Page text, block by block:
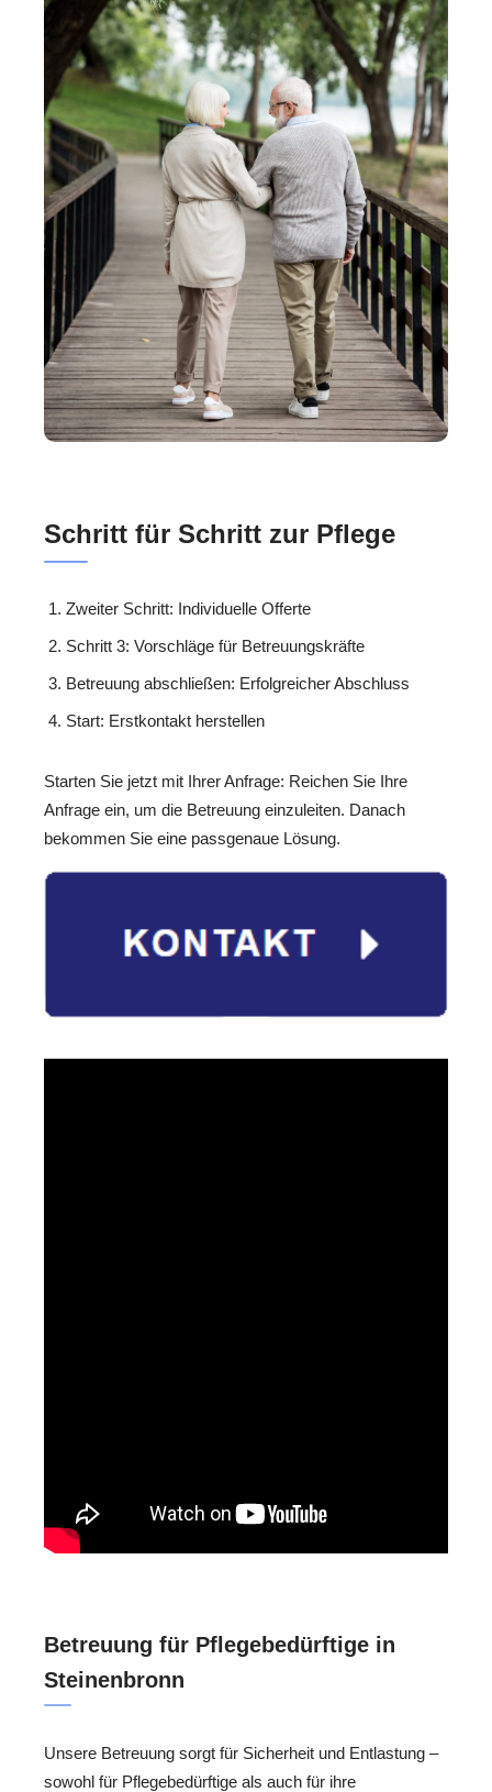
Schritt für Schritt zur Pflege
Zweiter Schritt: Individuelle Offerte
Schritt 3: Vorschläge für Betreuungskräfte
Betreuung abschließen: Erfolgreicher Abschluss
Start: Erstkontakt herstellen
Starten Sie jetzt mit Ihrer Anfrage: Reichen Sie Ihre
Anfrage ein, um die Betreuung einzuleiten. Danach
bekommen Sie eine passgenaue Lösung.
Betreuung für Pflegebedürftige in
Steinenbronn
Unsere Betreuung sorgt für Sicherheit und Entlastung –
sowohl für Pflegebedürftige als auch für ihre